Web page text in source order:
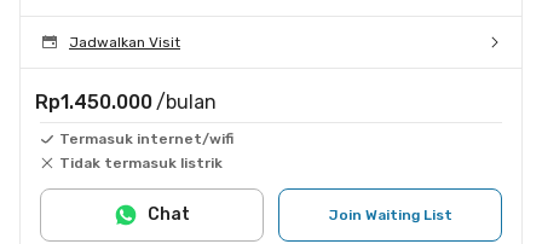
Jadwalkan Visit
Rp1.450.000 /bulan
Termasuk internet/wifi
Tidak termasuk listrik
Join Waiting List
Chat